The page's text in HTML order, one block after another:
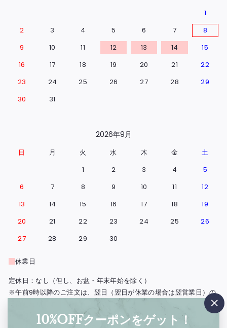
10%OFFクーポンをゲット！ "閉
1
2
3 4 5 6 7
8
9
10 11 12 13 14
15
16
17 18 19 20 21
22
23
24 25 26 27 28
29
30
31
2026年9月
日 月 火 水 木 金
土
1
2 3 4
5
6
7 8 9 10 11
12
13
14 15 16 17 18
19
20
21 22 23 24 25
26
27
28 29 30
休業日
定休日：なし（但し、お盆・年末年始を除く）
※午前9時以降のご注文は、翌日（翌日が休業の場合は翌営業日）の
※北海道・島根県と広島県の一部地域・鳥取・岡山・山口・四国・九